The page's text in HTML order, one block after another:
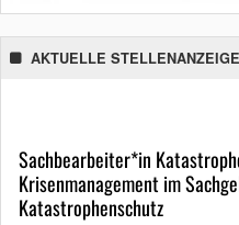
AKTUELLE
Sachbearbeiter*in
Krisenmanagement im
Katastrophenschutz